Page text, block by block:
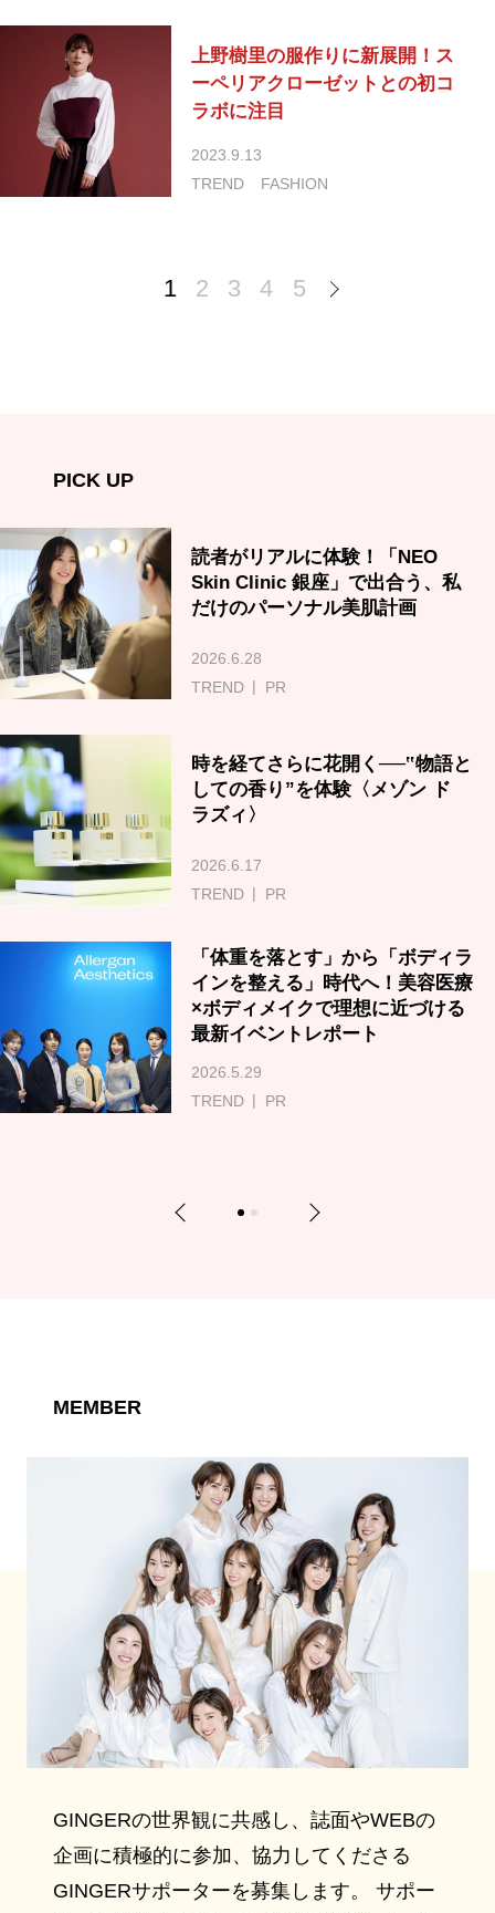
上野樹里の服作りに新展開！ス
ーペリアクローゼットとの初コ
ラボに注目
2023.9.13
TREND
FASHION
1 2 3 4 5
PICK UP
読者がリアルに体験！「NEO
Skin Clinic 銀座」で出合う、私
だけのパーソナル美肌計画
2026.6.28
TREND
PR
時を経てさらに花開く──‟物語と
しての香り”を体験〈メゾン ド
ラズィ〉
2026.6.17
TREND
PR
「体重を落とす」から「ボディラ
インを整える」時代へ！美容医療
×ボディメイクで理想に近づける
最新イベントレポート
2026.5.29
TREND
PR
Previous 1 2 Next
MEMBER
GINGERの世界観に共感し、誌面やWEBの
企画に積極的に参加、協力してくださる
GINGERサポーターを募集します。 サポー